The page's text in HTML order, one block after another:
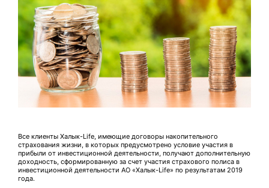
Все клиенты Халык-Life, имеющие договоры накопительного
страхования жизни, в которых предусмотрено условие участия в
прибыли от инвестиционной деятельности, получают дополнительную
доходность, сформированную за счет участия страхового полиса в
инвестиционной деятельности АО «Халык-Life» по результатам 2019
года.